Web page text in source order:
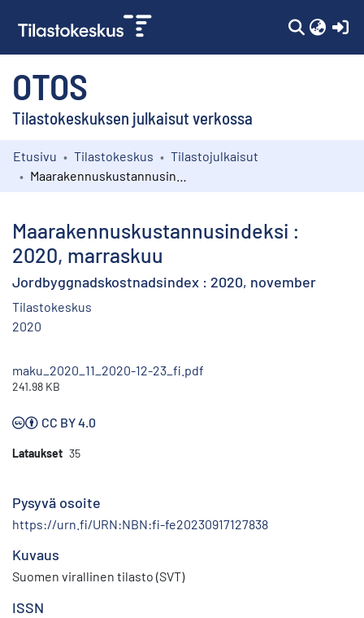
OTOS
Tilastokeskuksen julkaisut verkossa
Kokoelmat
Etusivu Tilastokeskus
Tilastojulkaisut
Maarakennuskustannusindeksi :
2020, marraskuu
Jordbyggnadskostnadsindex : 2020, november
Tilastokeskus
2020
maku_2020_11_2020-12-23_fi.pdf
241.98 KB
CC BY 4.0
Lataukset 35
Pysyvä osoite
https://urn.fi/URN:NBN:fi-fe20230917127838
Kuvaus
Suomen virallinen tilasto (SVT)
ISSN